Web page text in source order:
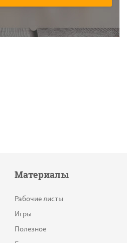
Материалы
Рабочие листы
Игры
Полезное